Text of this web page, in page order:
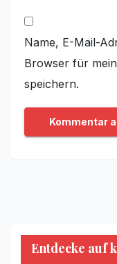
Name, E-Mail-
Browser für
speichern.
Entdecke auf